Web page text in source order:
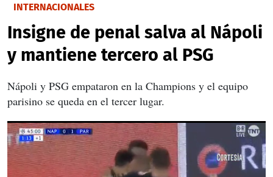
INTERNACIONALES
Insigne de penal salva al Nápoli
y mantiene tercero al PSG
Nápoli y PSG empataron en la Champions y el equipo
parisino se queda en el tercer lugar.